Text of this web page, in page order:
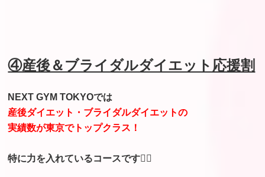
④産後＆ブライダルダイエット応援割
NEXT GYM TOKYOでは
産後ダイエット・ブライダルダイエットの
実績数が東京でトップクラス！
特に力を入れているコースです🙆‍♀️